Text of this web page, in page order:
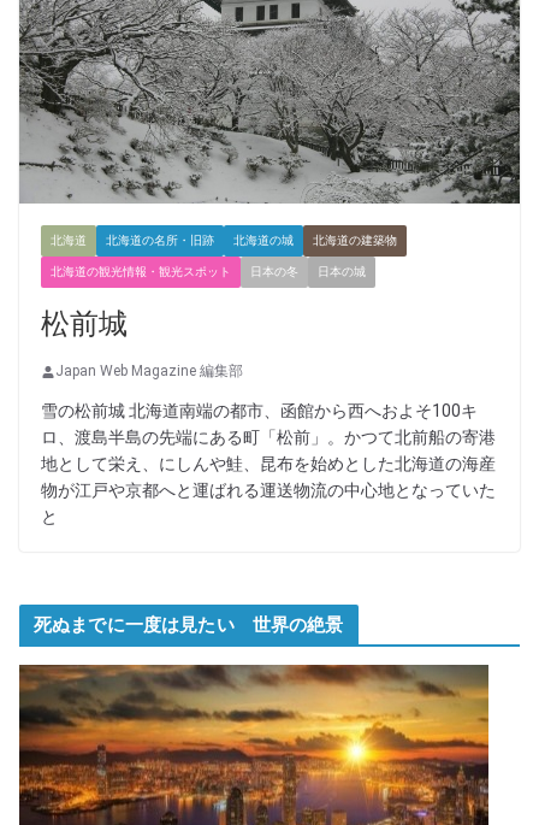
北海道 北海道の名所・旧跡 北海道の城 北海道の建築物
北海道の観光情報・観光スポット 日本の冬 日本の城
松前城
Japan Web Magazine 編集部
雪の松前城 北海道南端の都市、函館から西へおよそ100キ
ロ、渡島半島の先端にある町「松前」。かつて北前船の寄港
地として栄え、にしんや鮭、昆布を始めとした北海道の海産
物が江戸や京都へと運ばれる運送物流の中心地となっていた
と
死ぬまでに一度は見たい 世界の絶景